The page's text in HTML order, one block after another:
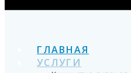
ГЛАВНАЯ
УСЛУГИ